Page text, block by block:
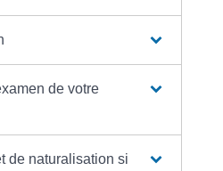
de votre
de naturalisation si